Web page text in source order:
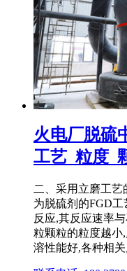
火电厂脱硫
工艺_粒度_
二、采用立磨工
为脱硫剂的FGD
反应,其反应速率
粒颗粒的粒度越小
溶性能好,各种相关